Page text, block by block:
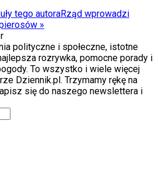
tego autoraRząd wprowadzi
»
polityczne i społeczne, istotne
rozrywka, pomocne porady i
To wszystko i wiele więcej
Dziennik.pl. Trzymamy rękę na
się do naszego newslettera i